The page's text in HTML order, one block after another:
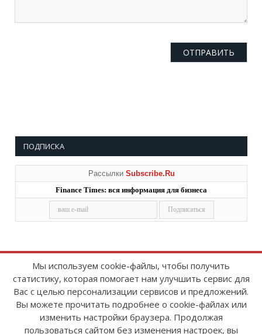
ПОДПИСКА
Рассылки Subscribe.Ru
Finance Times: вся информация для бизнеса
Copyright © 2008-2026FinanceTimes
Зарегистрировано в Роскомнадзоре
Свидетельство о регистрации СМИ:
серия Эл № ФС77-86300 от 10 ноября 2023 г
Мы используем cookie-файлы, чтобы получить
статистику, которая помогает нам улучшить сервис для
Вас с целью персонализации сервисов и предложений.
Вы можете прочитать подробнее о cookie-файлах или
изменить настройки браузера. Продолжая
пользоваться сайтом без изменения настроек, вы